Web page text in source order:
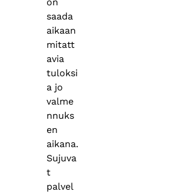
saada
aikaan
mitatt
avia
tuloksi
a jo
valme
nnuks
en
aikana.
Sujuva
t
palvel